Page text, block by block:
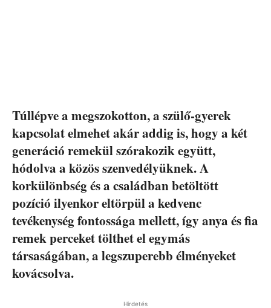
Túllépve a megszokotton, a szülő-gyerek
kapcsolat elmehet akár addig is, hogy a két
generáció remekül szórakozik együtt,
hódolva a közös szenvedélyüknek. A
korkülönbség és a családban betöltött
pozíció ilyenkor eltörpül a kedvenc
tevékenység fontossága mellett, így anya és fia
remek perceket tölthet el egymás
társaságában, a legszuperebb élményeket
kovácsolva.
Hirdetés